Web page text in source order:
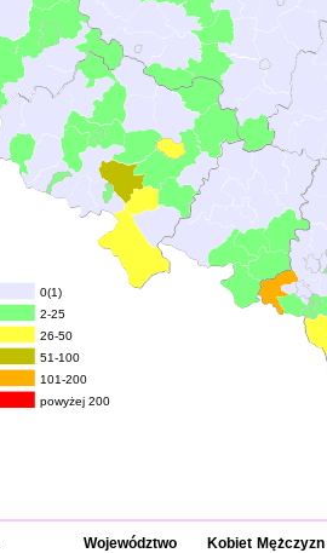
0(1)
2-25
26-50
51-100
101-200
powyżej 200
Województwo Kobiet Mężczyzn